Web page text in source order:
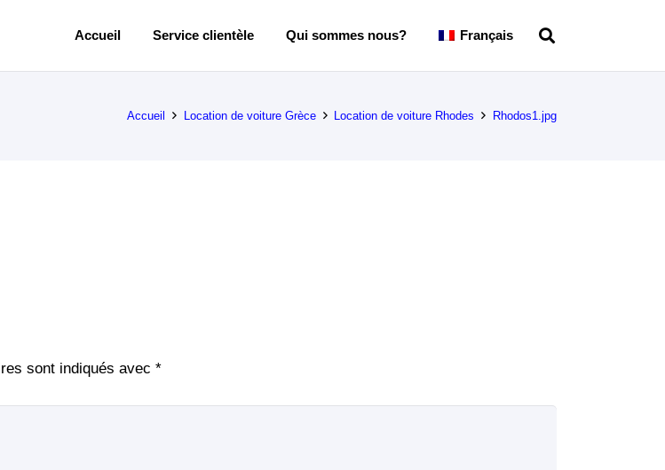
Accueil Service clientèle Qui sommes nous? Français
Accueil Location de voiture Grèce Location de voiture Rhodes Rhodos1.jpg
sont indiqués avec *